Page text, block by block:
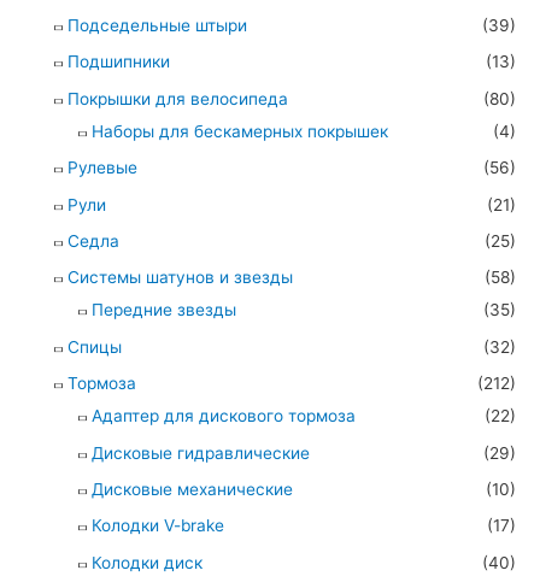
Подседельные штыри
(39)
Подшипники
(13)
Покрышки для велосипеда
(80)
Наборы для бескамерных покрышек
(4)
Рулевые
(56)
Рули
(21)
Седла
(25)
Системы шатунов и звезды
(58)
Передние звезды
(35)
Спицы
(32)
Тормоза
(212)
Адаптер для дискового тормоза
(22)
Дисковые гидравлические
(29)
Дисковые механические
(10)
Колодки V-brake
(17)
Колодки диск
(40)